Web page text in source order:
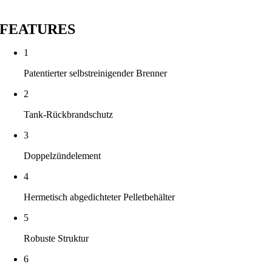
FEATURES
1
Patentierter selbstreinigender Brenner
2
Tank-Rückbrandschutz
3
Doppelzündelement
4
Hermetisch abgedichteter Pelletbehälter
5
Robuste Struktur
6